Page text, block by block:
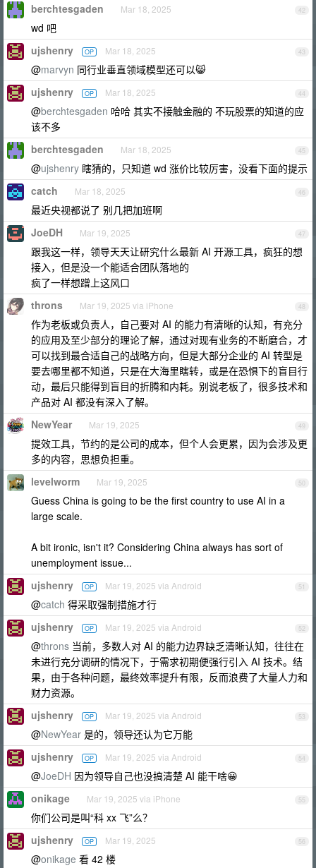
42
berchtesgaden Mar 18, 2025
wd 吧
43
ujshenry OP Mar 18, 2025
@marvyn 同行业垂直领域模型还可以😸
44
ujshenry OP Mar 18, 2025
@berchtesgaden 哈哈 其实不接触金融的 不玩股票的知道的应
该不多
45
berchtesgaden Mar 18, 2025
@ujshenry 瞎猜的，只知道 wd 涨价比较厉害，没看下面的提示
46
catch Mar 18, 2025
最近央视都说了 别几把加班啊
47
JoeDH Mar 19, 2025
跟我这一样，领导天天让研究什么最新 AI 开源工具，疯狂的想
接入，但是没一个能适合团队落地的
疯了一样想蹭上这风口
48
throns Mar 19, 2025 via iPhone
作为老板或负责人，自己要对 AI 的能力有清晰的认知，有充分
的应用及至少部分的理论了解，通过对现有业务的不断磨合，才
可以找到最合适自己的战略方向，但是大部分企业的 AI 转型是
要去哪里都不知道，只是在大海里瞎转，或是在恐惧下的盲目行
动，最后只能得到盲目的折腾和内耗。别说老板了，很多技术和
产品对 AI 都没有深入了解。
49
NewYear Mar 19, 2025
提效工具，节约的是公司的成本，但个人会更累，因为会涉及更
多的内容，思想负担重。
50
levelworm Mar 19, 2025
Guess China is going to be the first country to use AI in a
large scale.
A bit ironic, isn't it? Considering China always has sort of
unemployment issue...
51
ujshenry OP Mar 19, 2025 via Android
@catch 得采取强制措施才行
52
ujshenry OP Mar 19, 2025 via Android
@throns 当前，多数人对 AI 的能力边界缺乏清晰认知，往往在
未进行充分调研的情况下，于需求初期便强行引入 AI 技术。结
果，由于各种问题，最终效率提升有限，反而浪费了大量人力和
财力资源。
53
ujshenry OP Mar 19, 2025 via Android
@NewYear 是的，领导还认为它万能
54
ujshenry OP Mar 19, 2025 via Android
@JoeDH 因为领导自己也没搞清楚 AI 能干啥😀
55
onikage Mar 19, 2025 via iPhone
你们公司是叫“科 xx 飞”么？
56
ujshenry OP Mar 19, 2025
@onikage 看 42 楼